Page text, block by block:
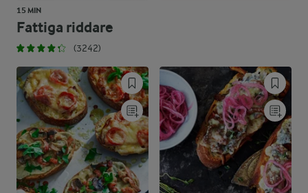
15 MIN
Fattiga riddare
(3242)